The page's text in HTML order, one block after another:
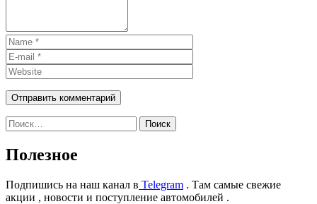
Найти:
Полезное
Подпишись на наш канал в Telegram . Там самые свежие
акции , новости и поступление автомобилей .